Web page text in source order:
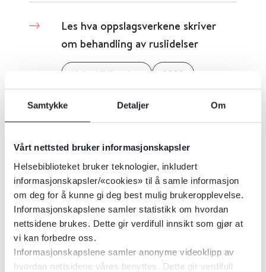
Samtykke Detaljer Om
Vårt nettsted bruker informasjonskapsler
Helsebiblioteket bruker teknologier, inkludert
informasjonskapsler/«cookies» til å samle informasjon
om deg for å kunne gi deg best mulig brukeropplevelse.
Informasjonskapslene samler statistikk om hvordan
nettsidene brukes. Dette gir verdifull innsikt som gjør at
vi kan forbedre oss.
Informasjonskapslene samler anonyme videoklipp av
hvordan nettsidene våres benyttes. Dette gir verdifull
Les hva oppslagsverkene skriver
om behandling av ruslidelser
Helsebiblioteket 2023
Les håndbok om rusforebygging
på norsk (KORUS)
KORUS (Kompetansesenter for rusfeltet)
Lær deg det grunnleggende om
anabole steroider (Tidsskrift for
Norsk Psykologforening)